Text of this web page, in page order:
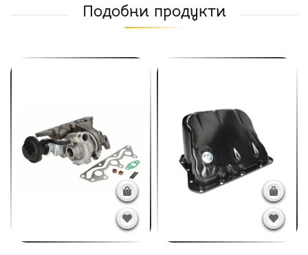
Подобни продукти